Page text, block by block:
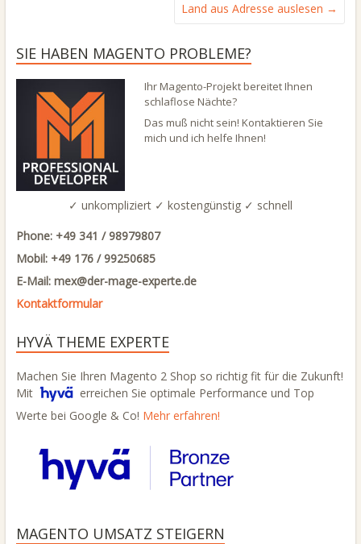
Land aus Adresse auslesen →
SIE HABEN MAGENTO PROBLEME?
Ihr Magento-Projekt bereitet Ihnen
schlaflose Nächte?
Das muß nicht sein! Kontaktieren Sie
mich und ich helfe Ihnen!
✓ unkompliziert ✓ kostengünstig ✓ schnell
Phone: +49 341 / 98979807
Mobil: +49 176 / 99250685
E-Mail: mex@der-mage-experte.de
Kontaktformular
HYVÄ THEME EXPERTE
Machen Sie Ihren Magento 2 Shop so richtig fit für die Zukunft!
Mit
erreichen Sie optimale Performance und Top
Werte bei Google & Co! Mehr erfahren!
MAGENTO UMSATZ STEIGERN